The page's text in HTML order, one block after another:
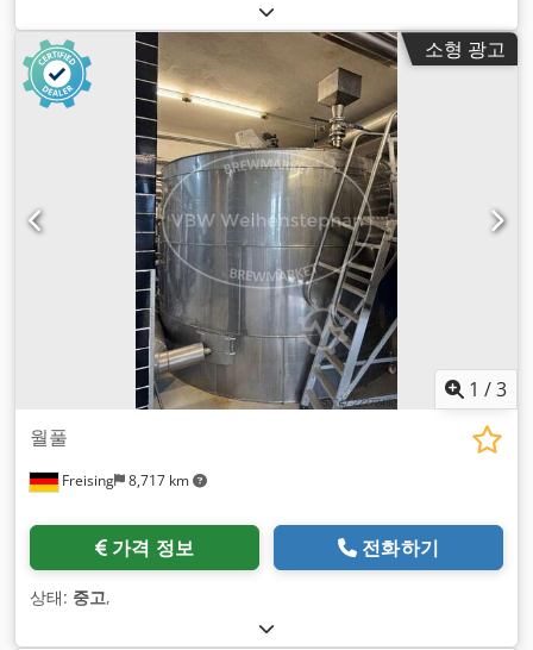
소형 광고
1 /3
Freising 8,717 km
월풀
가격 정보 전화하기
상태: 중고,